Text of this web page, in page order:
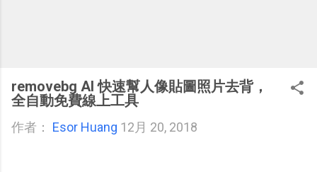
removebg AI 快速幫人像貼圖照片去背，
全自動免費線上工具
作者： Esor Huang 12月 20, 2018